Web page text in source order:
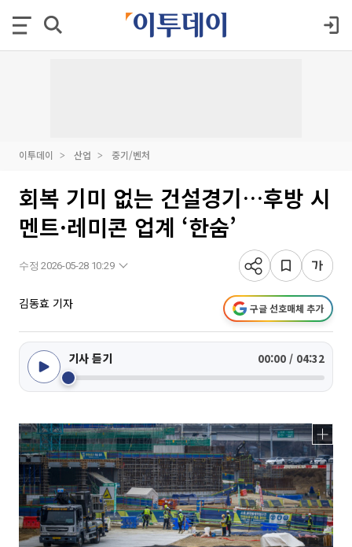
이투데이 산업 중기/벤처
회복 기미 없는 건설경기…후방 시
멘트·레미콘 업계 ‘한숨’
수정 2026-05-28 10:29
김동효 기자 구글 선호매체 추가
기사 듣기 00:00 / 04:32